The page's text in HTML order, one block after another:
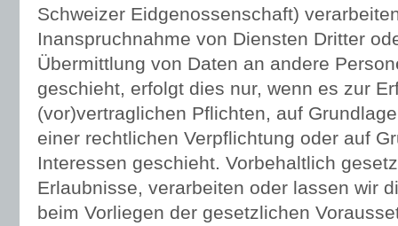
Schweizer Eidgenossenschaft)
Inanspruchnahme von Diensten Dritter
Übermittlung von Daten an andere
geschieht, erfolgt dies nur, wenn es zur
(vor)vertraglichen Pflichten, auf
einer rechtlichen Verpflichtung oder auf
Interessen geschieht. Vorbehaltlich
Erlaubnisse, verarbeiten oder lassen wir
beim Vorliegen der gesetzlichen